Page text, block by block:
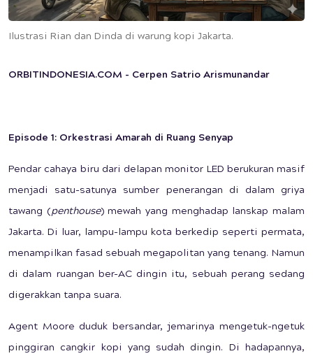
Ilustrasi Rian dan Dinda di warung kopi Jakarta.
ORBITINDONESIA.COM - Cerpen Satrio Arismunandar
Episode 1: Orkestrasi Amarah di Ruang Senyap
Pendar cahaya biru dari delapan monitor LED berukuran masif
menjadi satu-satunya sumber penerangan di dalam griya
tawang (penthouse) mewah yang menghadap lanskap malam
Jakarta. Di luar, lampu-lampu kota berkedip seperti permata,
menampilkan fasad sebuah megapolitan yang tenang. Namun
di dalam ruangan ber-AC dingin itu, sebuah perang sedang
digerakkan tanpa suara.
Agent Moore duduk bersandar, jemarinya mengetuk-ngetuk
pinggiran cangkir kopi yang sudah dingin. Di hadapannya,